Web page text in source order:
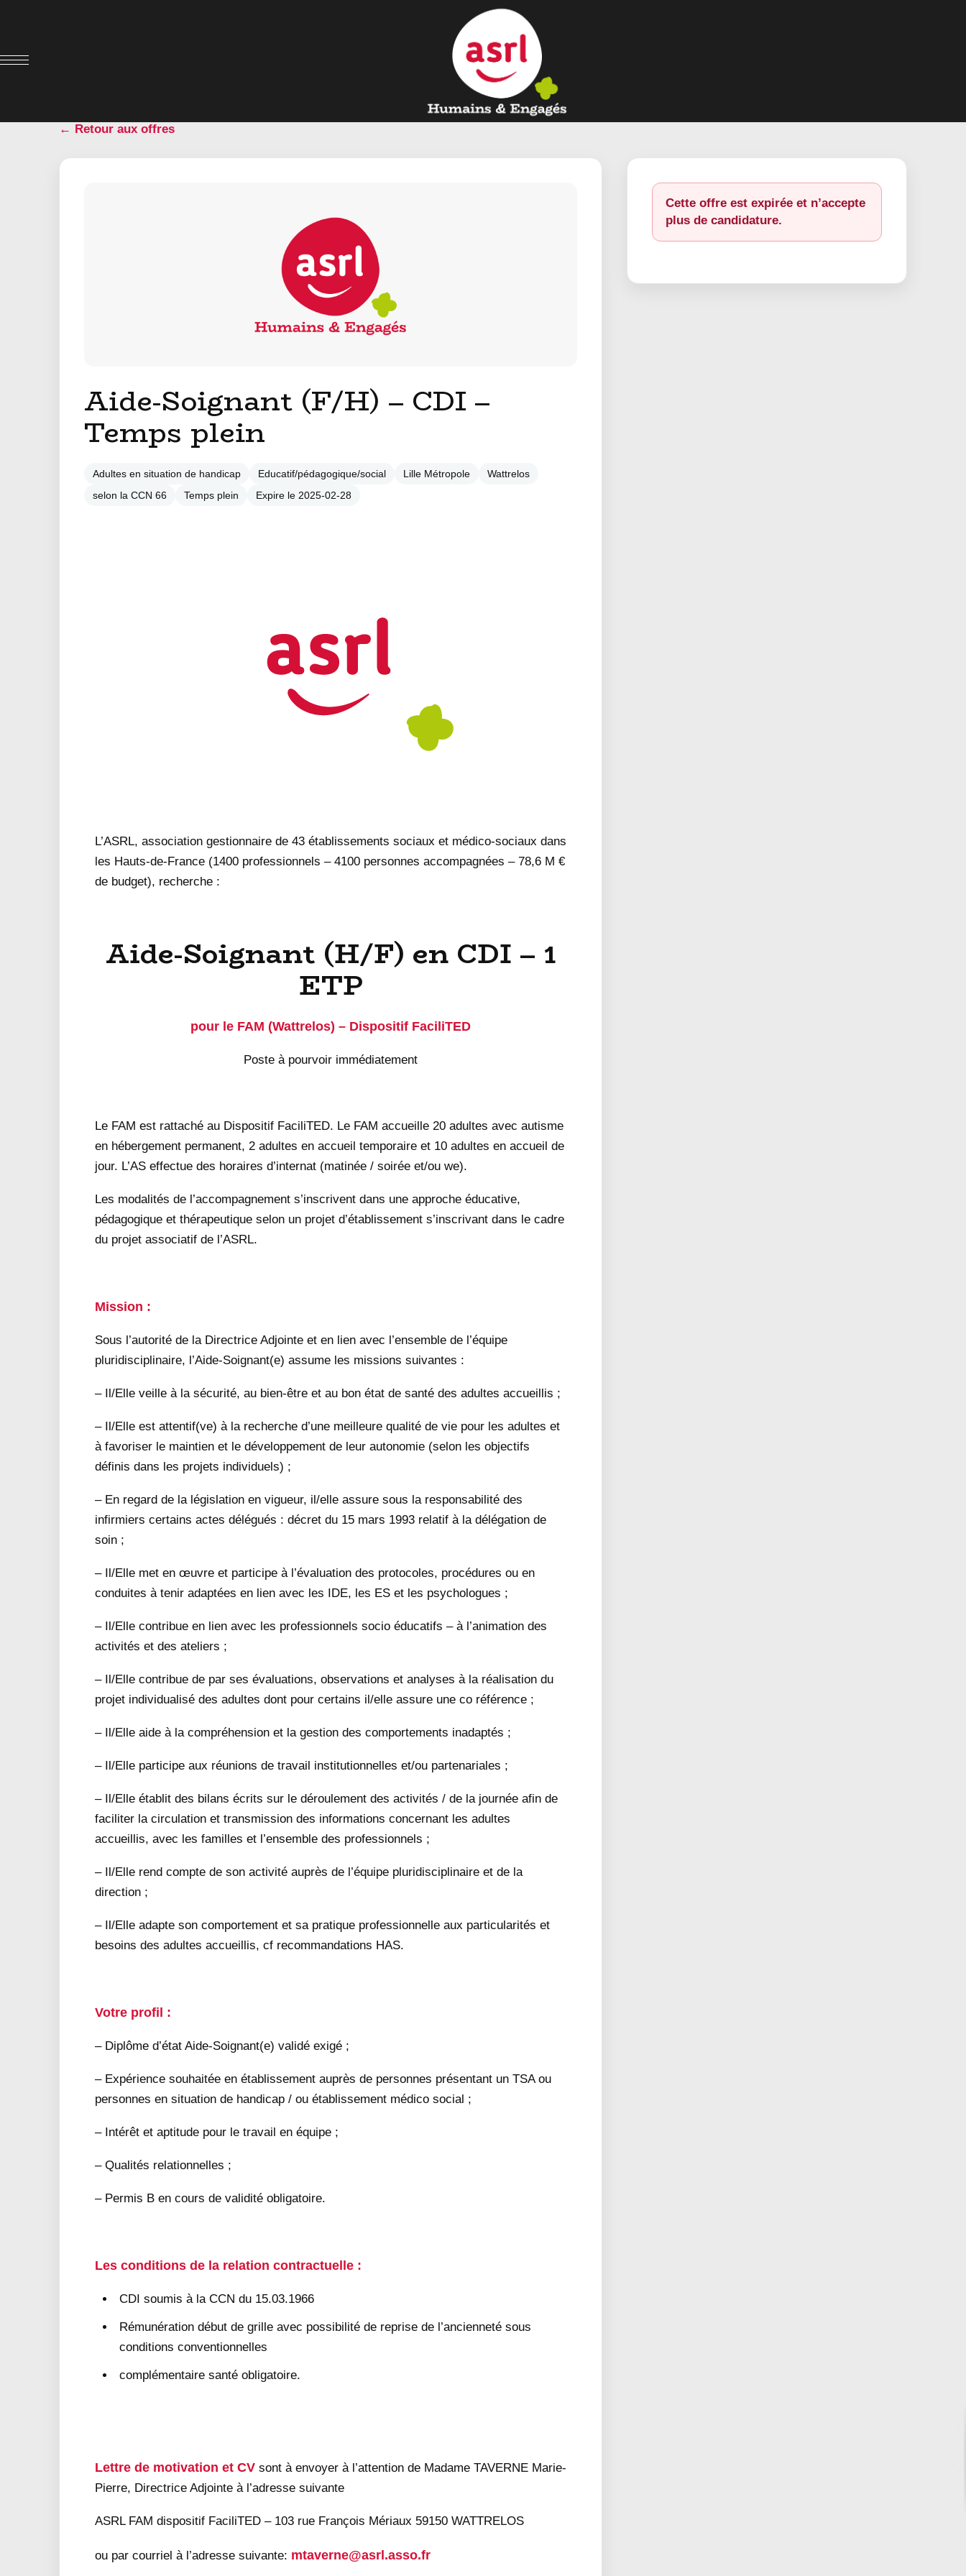
← Retour aux offres
Aide-Soignant (F/H) – CDI –
Temps plein
Adultes en situation de handicap Educatif/pédagogique/social Lille Métropole
Wattrelos
selon la CCN 66
Temps plein Expire le 2025-02-28
L’ASRL, association gestionnaire de 43 établissements sociaux et médico-sociaux dans
les Hauts-de-France (1400 professionnels – 4100 personnes accompagnées – 78,6 M €
de budget), recherche :
Aide-Soignant (H/F) en CDI – 1
ETP
pour le FAM (Wattrelos) – Dispositif FaciliTED
Poste à pourvoir immédiatement
Le FAM est rattaché au Dispositif FaciliTED. Le FAM accueille 20 adultes avec autisme
en hébergement permanent, 2 adultes en accueil temporaire et 10 adultes en accueil de
jour. L’AS effectue des horaires d’internat (matinée / soirée et/ou we).
Les modalités de l’accompagnement s’inscrivent dans une approche éducative,
pédagogique et thérapeutique selon un projet d’établissement s’inscrivant dans le cadre
du projet associatif de l’ASRL.
Mission :
Sous l’autorité de la Directrice Adjointe et en lien avec l’ensemble de l’équipe
pluridisciplinaire, l’Aide-Soignant(e) assume les missions suivantes :
– Il/Elle veille à la sécurité, au bien-être et au bon état de santé des adultes accueillis ;
– Il/Elle est attentif(ve) à la recherche d’une meilleure qualité de vie pour les adultes et
à favoriser le maintien et le développement de leur autonomie (selon les objectifs
définis dans les projets individuels) ;
– En regard de la législation en vigueur, il/elle assure sous la responsabilité des
infirmiers certains actes délégués : décret du 15 mars 1993 relatif à la délégation de
soin ;
– Il/Elle met en œuvre et participe à l’évaluation des protocoles, procédures ou en
conduites à tenir adaptées en lien avec les IDE, les ES et les psychologues ;
– Il/Elle contribue en lien avec les professionnels socio éducatifs – à l’animation des
activités et des ateliers ;
– Il/Elle contribue de par ses évaluations, observations et analyses à la réalisation du
projet individualisé des adultes dont pour certains il/elle assure une co référence ;
– Il/Elle aide à la compréhension et la gestion des comportements inadaptés ;
– Il/Elle participe aux réunions de travail institutionnelles et/ou partenariales ;
– Il/Elle établit des bilans écrits sur le déroulement des activités / de la journée afin de
faciliter la circulation et transmission des informations concernant les adultes
accueillis, avec les familles et l’ensemble des professionnels ;
– Il/Elle rend compte de son activité auprès de l’équipe pluridisciplinaire et de la
direction ;
– Il/Elle adapte son comportement et sa pratique professionnelle aux particularités et
besoins des adultes accueillis, cf recommandations HAS.
Votre profil :
– Diplôme d’état Aide-Soignant(e) validé exigé ;
– Expérience souhaitée en établissement auprès de personnes présentant un TSA ou
personnes en situation de handicap / ou établissement médico social ;
– Intérêt et aptitude pour le travail en équipe ;
– Qualités relationnelles ;
– Permis B en cours de validité obligatoire.
Les conditions de la relation contractuelle :
CDI soumis à la CCN du 15.03.1966
Rémunération début de grille avec possibilité de reprise de l’ancienneté sous
conditions conventionnelles
complémentaire santé obligatoire.
Lettre de motivation et CV sont à envoyer à l’attention de Madame TAVERNE Marie-
Pierre, Directrice Adjointe à l’adresse suivante
ASRL FAM dispositif FaciliTED – 103 rue François Mériaux 59150 WATTRELOS
ou par courriel à l’adresse suivante: mtaverne@asrl.asso.fr
Cette offre est expirée et n’accepte
plus de candidature.